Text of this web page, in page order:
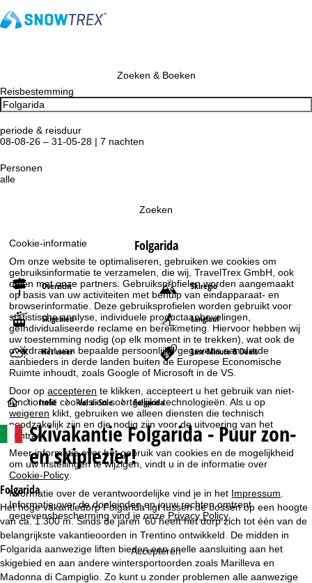
Cookie-informatie
Om onze website te optimaliseren, gebruiken we cookies om
gebruiksinformatie te verzamelen, die wij, TravelTrex GmbH, ook
delen met onze partners. Gebruiksprofielen worden aangemaakt
op basis van uw activiteiten met behulp van eindapparaat- en
browserinformatie. Deze gebruiksprofielen worden gebruikt voor
statistische analyse, individuele productaanbevelingen,
geïndividualiseerde reclame en bereikmeting. Hiervoor hebben wij
uw toestemming nodig (op elk moment in te trekken), wat ook de
overdracht van bepaalde persoonlijke gegevens aan derde
aanbieders in derde landen buiten de Europese Economische
Ruimte inhoudt, zoals Google of Microsoft in de VS.
Door opaccepteren te klikken, accepteert u het gebruik van niet-
functionele cookies en soortgelijke technologieën. Als u op
weigeren klikt, gebruiken we alleen diensten die technisch
noodzakelijk zijn en die nodig zijn voor de uitvoering van het
contract.
Meer informatie over het gebruik van cookies en de mogelijkheid
om uw instellingen te wijzigen, vindt u in de informatie over
Cookie-Policy
Informatie over de verantwoordelijke vind je in het Impressum
Informatie over de doeleinden en jouw rechten omtrent
gegevensbescherming vind je onze Privacy Policy.
Accepteren
Zoeken & Boeken
Reisbestemming
periode & reisduur
08-08-26 – 31-05-28 | 7 nachten
Personen
alle
Zoeken
Folgarida
Overzicht Skiregio
Skigebied Langlauf
Het weer Last-Minute & Deals
S
t
a
r
t
p
a
Italië Val di Sole Folgarida
SkivakantieFolgarida - Puur zon-
en skiplezier!
Folgarida
Het hoge vakantiedorp Folgarida ligt tussen de bossen op een hoogte
van ca. 1.300 m. Sinds de jaren '60 heeft het dorp zich tot één van de
belangrijkste vakantieoorden in Trentino ontwikkeld. De midden in
Folgarida aanwezige liften bieden een snelle aansluiting aan het
skigebied en aan andere wintersportoorden zoals Marilleva en
Madonna di Campiglio. Zo kunt u zonder problemen alle aanwezige